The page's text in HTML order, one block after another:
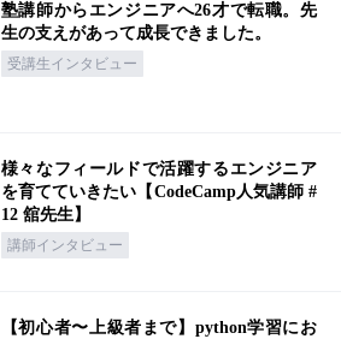
塾講師からエンジニアへ26才で転職。先
生の支えがあって成長できました。
受講生インタビュー
様々なフィールドで活躍するエンジニア
を育てていきたい【CodeCamp人気講師 #
12 舘先生】
講師インタビュー
【初心者〜上級者まで】python学習にお